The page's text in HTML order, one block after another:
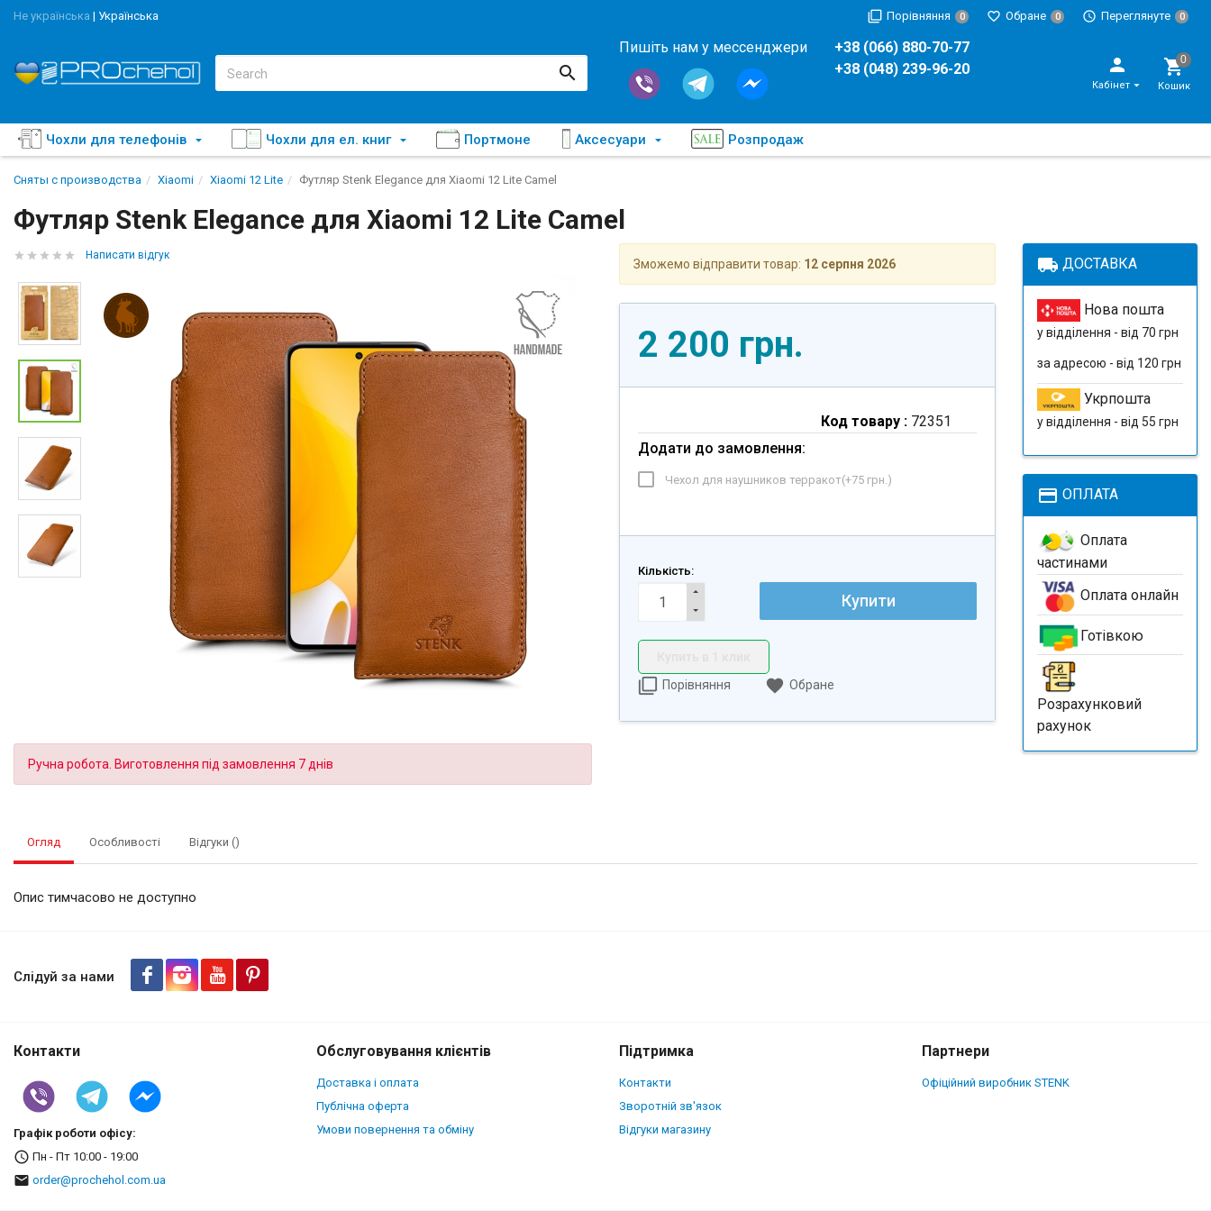
Не українська | Українська Порівняння 0 Обране 0 Переглянуте 0
Пишіть нам у мессенджери
+38 (066) 880-70-77
+38 (048) 239-96-20
Кабінет Кошик
Чохли для телефонів Чохли для ел. книг Портмоне Аксесуари Розпродаж
Сняты с производства Xiaomi Xiaomi 12 Lite Футляр Stenk Elegance для Xiaomi 12 Lite Camel
Футляр Stenk Elegance для Xiaomi 12 Lite Camel
Написати відгук
Ручна робота. Виготовлення під замовлення 7 днів
Зможемо відправити товар: 12 серпня 2026
2 200 грн.
Код товару : 72351
Додати до замовлення:
Чехол для наушников терракот(+75 грн.)
Кількість:
Купити
Порівняння
Обране
local_shipping ДОСТАВКА
Нова пошта
у відділення - від 70 грн
за адресою - від 120 грн
Укрпошта
у відділення - від 55 грн
payment ОПЛАТА
Оплата
частинами
Оплата онлайн
Готівкою
Розрахунковий
рахунок
Огляд Особливості Відгуки ()
Опис тимчасово не доступно
Футляр Stenk Elegance для Xiaomi 12 Lite Camel
Слідуй за нами
Контакти
Графік роботи офісу:
Пн - Пт 10:00 - 19:00
order@prochehol.com.ua
Обслуговування клієнтів
Доставка і оплата
Публічна оферта
Умови повернення та обміну
Підтримка
Контакти
Зворотній зв'язок
Відгуки магазину
Партнери
Офіційний виробник STENK